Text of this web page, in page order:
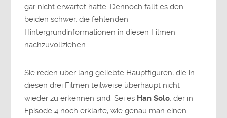
gar nicht erwartet hätte. Dennoch fällt es den
beiden schwer, die fehlenden
Hintergrundinformationen in diesen Filmen
nachzuvollziehen.
Sie reden über lang geliebte Hauptfiguren, die in
diesen drei Filmen teilweise überhaupt nicht
wieder zu erkennen sind. Sei es Han Solo, der in
Episode 4 noch erklärte, wie genau man einen